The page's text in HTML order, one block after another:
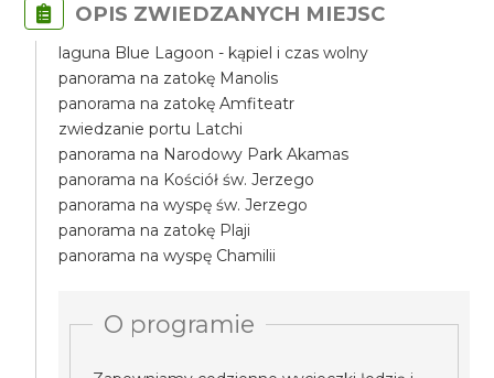
OPIS ZWIEDZANYCH MIEJSC
laguna Blue Lagoon - kąpiel i czas wolny
panorama na zatokę Manolis
panorama na zatokę Amfiteatr
zwiedzanie portu Latchi
panorama na Narodowy Park Akamas
panorama na Kościół św. Jerzego
panorama na wyspę św. Jerzego
panorama na zatokę Plaji
panorama na wyspę Chamilii
O programie